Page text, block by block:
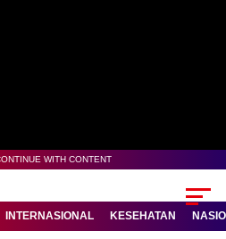
WITH CONTENT
INTERNASIONAL KESEHATAN